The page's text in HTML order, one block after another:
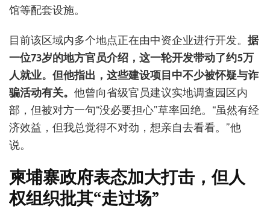
馆等配套设施。
目前该区域内多个地点正在由中资企业进行开发。 据
一位73岁的地方官员介绍，这一轮开发带动了约5万
人就业。但他指出，这些建设项目中不少被怀疑与诈
骗活动有关。 他曾向省级官员建议实地调查园区内
部，但被对方一句“没必要担心”草率回绝。“虽然有经
济效益，但我总觉得不对劲，想亲自去看看。”他
说。
柬埔寨政府表态加大打击，但人
权组织批其“走过场”